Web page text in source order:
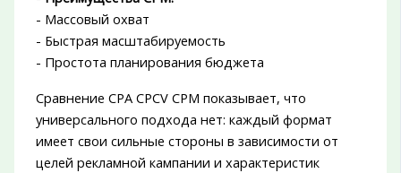
- Массовый охват
- Быстрая масштабируемость
- Простота планирования бюджета
Сравнение CPA CPCV CPM показывает, что
универсального подхода нет: каждый формат
имеет свои сильные стороны в зависимости от
целей рекламной кампании и характеристик